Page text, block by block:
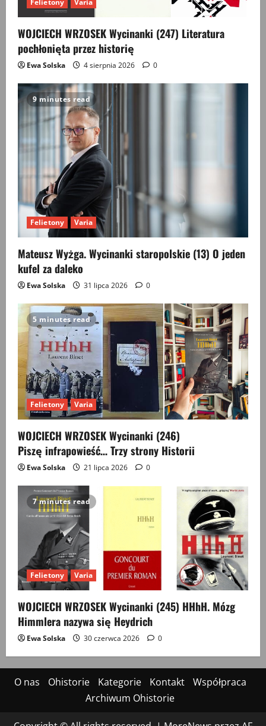
Felietony Varia
WOJCIECH WRZOSEK Wycinanki (247) Literatura
pochłonięta przez historię
Ewa Solska 4 sierpnia 2026 0
9 minutes read
Felietony Varia
Mateusz Wyżga. Wycinanki staropolskie (13) O jeden
kufel za daleko
Ewa Solska 31 lipca 2026 0
5 minutes read
Felietony Varia
WOJCIECH WRZOSEK Wycinanki (246)
Piszę infrapowieść… Trzy strony Historii
Ewa Solska 21 lipca 2026 0
7 minutes read
Felietony Varia
WOJCIECH WRZOSEK Wycinanki (245) HHhH. Mózg
Himmlera nazywa się Heydrich
Ewa Solska 30 czerwca 2026 0
O nas Ohistorie Kategorie Kontakt
Współpraca
Archiwum Ohistorie